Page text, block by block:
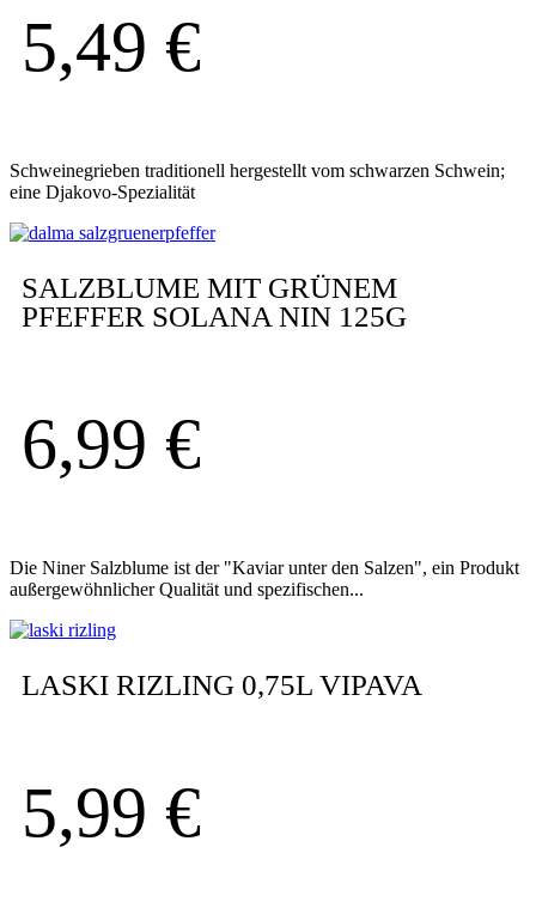
5,49 €
Schweinegrieben traditionell hergestellt vom schwarzen Schwein;
eine Djakovo-Spezialität
SALZBLUME MIT GRÜNEM
PFEFFER SOLANA NIN 125G
6,99 €
Die Niner Salzblume ist der "Kaviar unter den Salzen", ein Produkt
außergewöhnlicher Qualität und spezifischen...
LASKI RIZLING 0,75L VIPAVA
5,99 €